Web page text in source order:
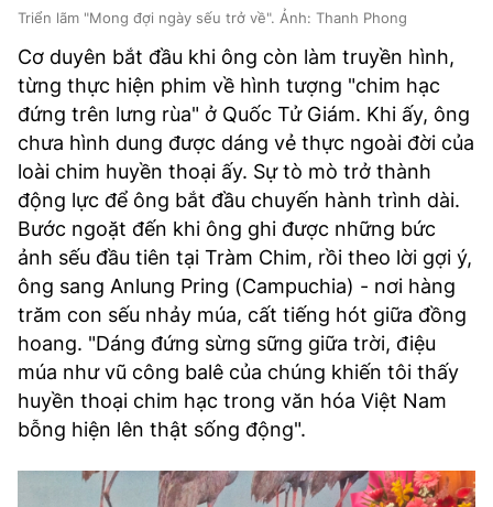
Triển lãm "Mong đợi ngày sếu trở về". Ảnh: Thanh Phong
Cơ duyên bắt đầu khi ông còn làm truyền hình,
từng thực hiện phim về hình tượng "chim hạc
đứng trên lưng rùa" ở Quốc Tử Giám. Khi ấy, ông
chưa hình dung được dáng vẻ thực ngoài đời của
loài chim huyền thoại ấy. Sự tò mò trở thành
động lực để ông bắt đầu chuyến hành trình dài.
Bước ngoặt đến khi ông ghi được những bức
ảnh sếu đầu tiên tại Tràm Chim, rồi theo lời gợi ý,
ông sang Anlung Pring (Campuchia) - nơi hàng
trăm con sếu nhảy múa, cất tiếng hót giữa đồng
hoang. "Dáng đứng sừng sững giữa trời, điệu
múa như vũ công balê của chúng khiến tôi thấy
huyền thoại chim hạc trong văn hóa Việt Nam
bỗng hiện lên thật sống động".